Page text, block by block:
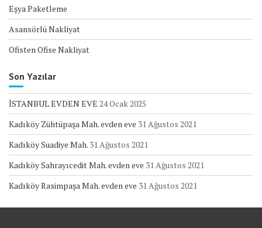
Eşya Paketleme
Asansörlü Nakliyat
Ofisten Ofise Nakliyat
Son Yazılar
İSTANBUL EVDEN EVE 24 Ocak 2025
Kadıköy Zühtüpaşa Mah. evden eve 31 Ağustos 2021
Kadıköy Suadiye Mah. 31 Ağustos 2021
Kadıköy Sahrayıcedit Mah. evden eve 31 Ağustos 2021
Kadıköy Rasimpaşa Mah. evden eve 31 Ağustos 2021